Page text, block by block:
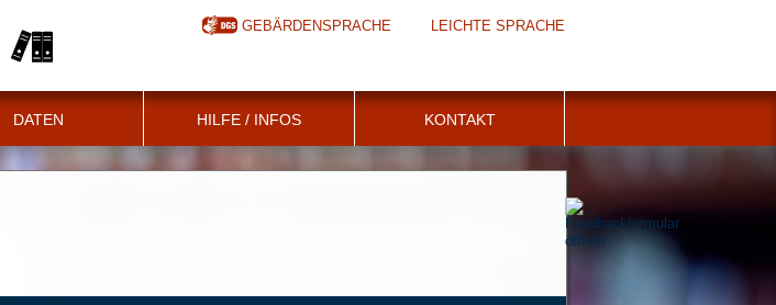
GEBÄRDENSPRACHE LEICHTE SPRACHE
DATEN HILFE / INFOS KONTAKT